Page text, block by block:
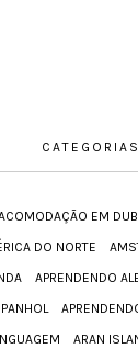
CATEGORIAS
EM
DO NORTE
APRENDENDO
ARAN